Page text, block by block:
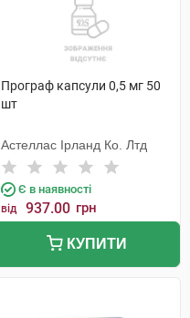
Програф капсули 0,5 мг 50
шт
Астеллас Ірланд Ко. Лтд
Є в наявності
від 937.00 грн
КУПИТИ